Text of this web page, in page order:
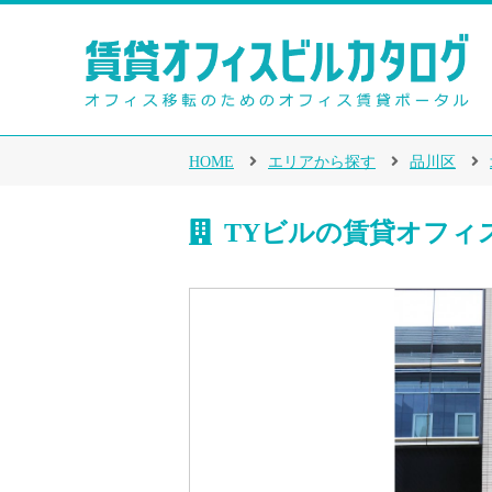
HOME エリアから探す 品川区
TYビルの賃貸オフィ